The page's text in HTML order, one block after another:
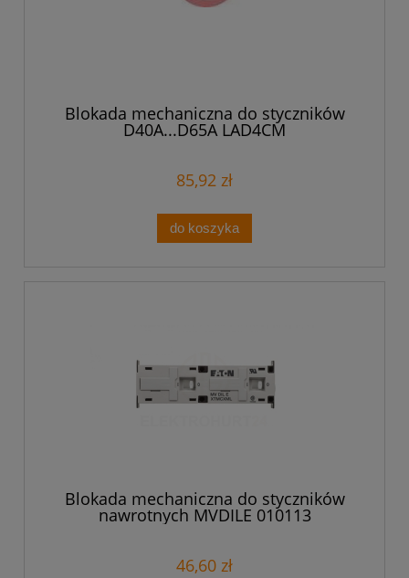
Blokada mechaniczna do styczników
D40A...D65A LAD4CM
85,92 zł
do koszyka
Blokada mechaniczna do styczników
nawrotnych MVDILE 010113
46,60 zł